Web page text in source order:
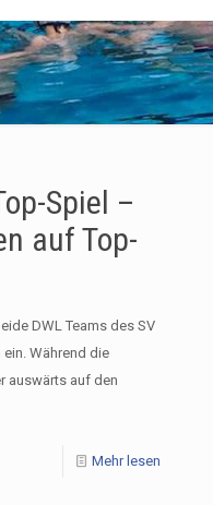
Spiel –
auf Top-
DWL Teams des SV
Während die
auswärts auf den
Mehr lesen